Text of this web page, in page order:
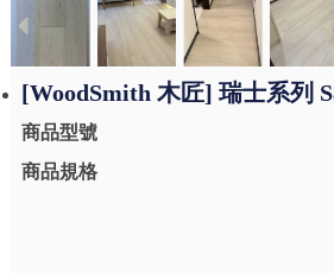
[WoodSmith 木匠] 瑞士系列
商品型號
商品規格